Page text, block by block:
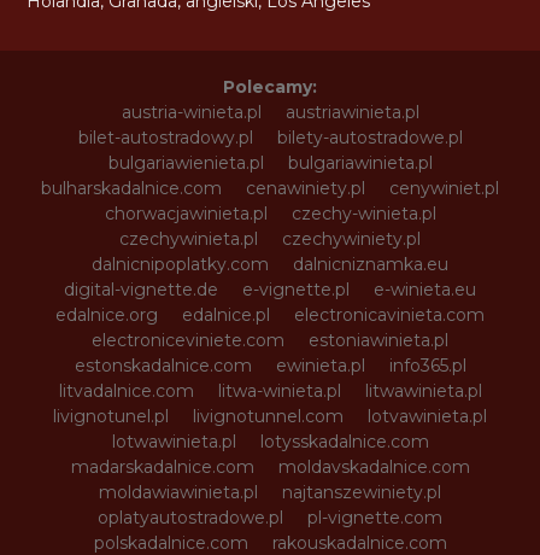
Polecamy:
austria-winieta.pl
austriawinieta.pl
bilet-autostradowy.pl
bilety-autostradowe.pl
bulgariawienieta.pl
bulgariawinieta.pl
bulharskadalnice.com
cenawiniety.pl
cenywiniet.pl
chorwacjawinieta.pl
czechy-winieta.pl
czechywinieta.pl
czechywiniety.pl
dalnicnipoplatky.com
dalnicniznamka.eu
digital-vignette.de
e-vignette.pl
e-winieta.eu
edalnice.org
edalnice.pl
electronicavinieta.com
electroniceviniete.com
estoniawinieta.pl
estonskadalnice.com
ewinieta.pl
info365.pl
litvadalnice.com
litwa-winieta.pl
litwawinieta.pl
livignotunel.pl
livignotunnel.com
lotvawinieta.pl
lotwawinieta.pl
lotysskadalnice.com
madarskadalnice.com
moldavskadalnice.com
moldawiawinieta.pl
najtanszewiniety.pl
oplatyautostradowe.pl
pl-vignette.com
polskadalnice.com
rakouskadalnice.com